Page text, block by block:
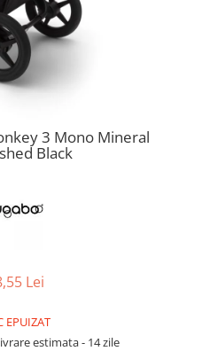
3 Mono Mineral
Black
Lei
EPUIZAT
estimata - 14 zile